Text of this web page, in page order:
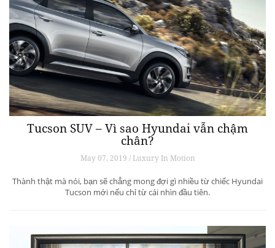
Tucson SUV – Vì sao Hyundai vẫn chậm
chân?
May 07, 2019 / Luxury In Motion
Thành thật mà nói, bạn sẽ chẳng mong đợi gì nhiều từ chiếc Hyundai
Tucson mới nếu chỉ từ cái nhìn đầu tiên.